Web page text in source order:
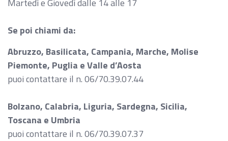
Martedì e Giovedì dalle 14 alle 17
Se poi chiami da:
Abruzzo, Basilicata, Campania, Marche, Molise
Piemonte, Puglia e Valle d’Aosta
puoi contattare il n. 06/70.39.07.44
Bolzano, Calabria, Liguria, Sardegna, Sicilia,
Toscana e Umbria
puoi contattare il n. 06/70.39.07.37